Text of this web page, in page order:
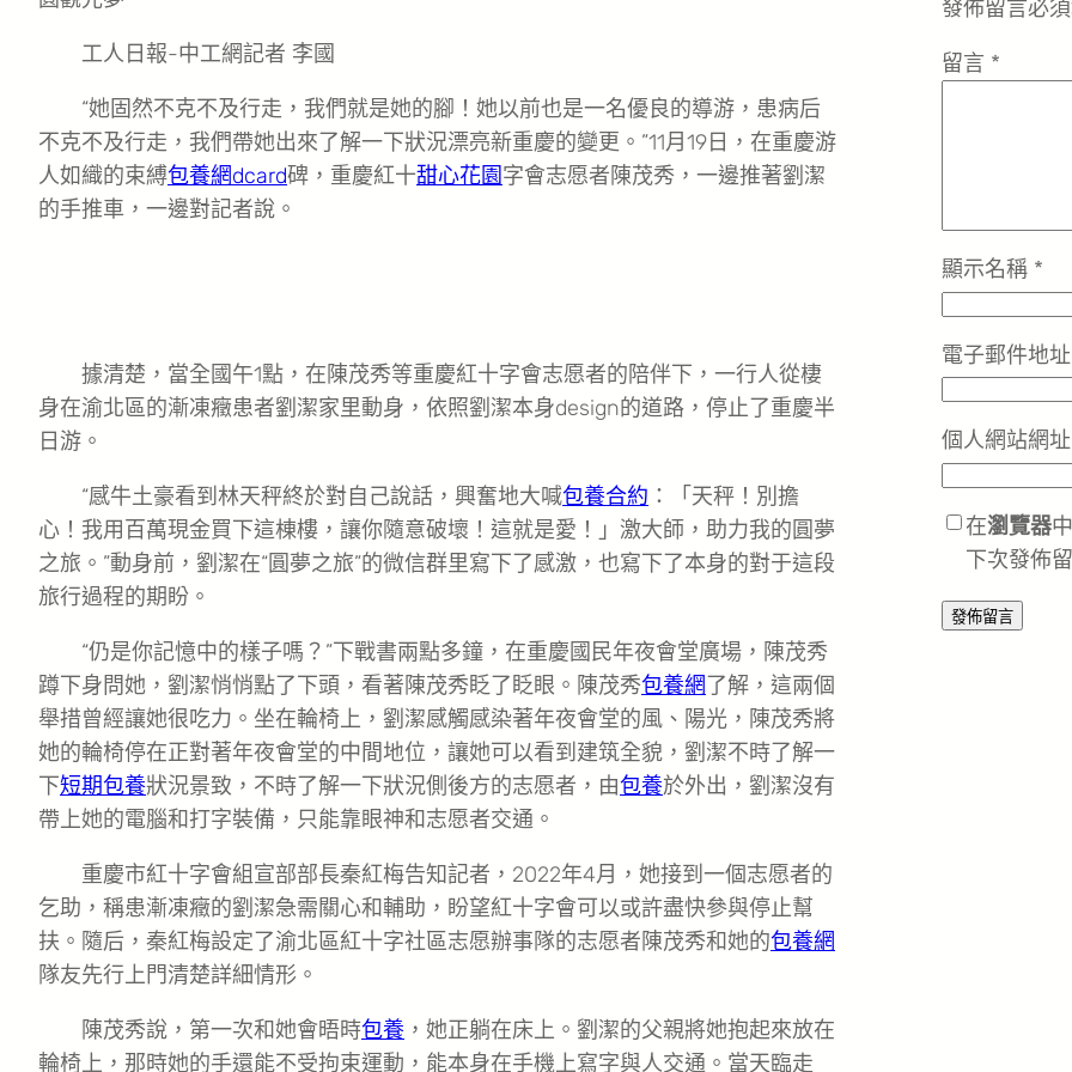
工人日報-中工網記者 李國
“她固然不克不及行走，我們就是她的腳！她以前也是一名優良的導游，患病后
不克不及行走，我們帶她出來了解一下狀況漂亮新重慶的變更。”11月19日，在重慶游
人如織的束縛包養網dcard碑，重慶紅十甜心花園字會志愿者陳茂秀，一邊推著劉潔
的手推車，一邊對記者說。
據清楚，當全國午1點，在陳茂秀等重慶紅十字會志愿者的陪伴下，一行人從棲
身在渝北區的漸凍癥患者劉潔家里動身，依照劉潔本身design的道路，停止了重慶半
日游。
“感牛土豪看到林天秤終於對自己說話，興奮地大喊包養合約 ：「天秤！別擔
心！我用百萬現金買下這棟樓，讓你隨意破壞！這就是愛！」激大師，助力我的圓夢
之旅。”動身前，劉潔在“圓夢之旅”的微信群里寫下了感激，也寫下了本身的對于這段
旅行過程的期盼。
“仍是你記憶中的樣子嗎？”下戰書兩點多鐘，在重慶國民年夜會堂廣場，陳茂秀
蹲下身問她，劉潔悄悄點了下頭，看著陳茂秀眨了眨眼。陳茂秀包養網了解，這兩個
舉措曾經讓她很吃力。坐在輪椅上，劉潔感觸感染著年夜會堂的風、陽光，陳茂秀將
她的輪椅停在正對著年夜會堂的中間地位，讓她可以看到建筑全貌，劉潔不時了解一
下短期包養狀況景致，不時了解一下狀況側後方的志愿者，由包養於外出，劉潔沒有
帶上她的電腦和打字裝備，只能靠眼神和志愿者交通。
重慶市紅十字會組宣部部長秦紅梅告知記者，2022年4月，她接到一個志愿者的
乞助，稱患漸凍癥的劉潔急需關心和輔助，盼望紅十字會可以或許盡快參與停止幫
扶。隨后，秦紅梅設定了渝北區紅十字社區志愿辦事隊的志愿者陳茂秀和她的包養網
隊友先行上門清楚詳細情形。
陳茂秀說，第一次和她會晤時包養 ，她正躺在床上。劉潔的父親將她抱起來放在
輪椅上，那時她的手還能不受拘束運動，能本身在手機上寫字與人交通。當天臨走
發佈留言必
留言 *
顯示名稱 *
電子郵件地址
個人網站網址
在瀏覽器
下次發佈